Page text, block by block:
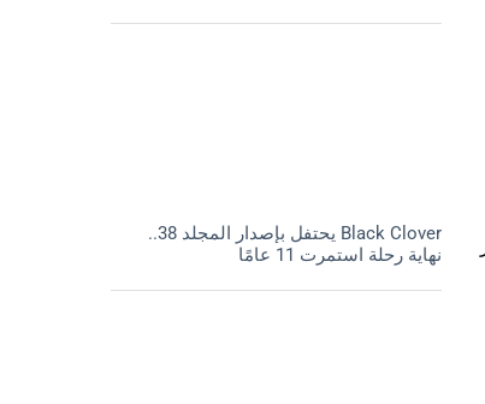
Black Clover يحتفل بإصدار المجلد 38..
نهاية رحلة استمرت 11 عامًا